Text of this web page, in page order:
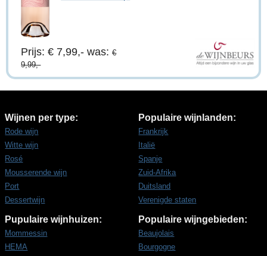
Prijs: € 7,99,-was:€
9,99,-
Wijnen per type:
Rode wijn
Witte wijn
Rosé
Mousserende wijn
Port
Dessertwijn
Populaire wijnlanden:
Frankrijk
Italië
Spanje
Zuid-Afrika
Duitsland
Verenigde staten
Pupulaire wijnhuizen:
Mommessin
HEMA
Populaire wijngebieden:
Beaujolais
Bourgogne